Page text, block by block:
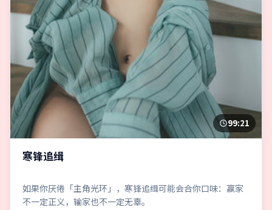
99:21
寒锋追缉
如果你厌倦「主角光环」，寒锋追缉可能会合你口味：赢家
不一定正义，输家也不一定无辜。